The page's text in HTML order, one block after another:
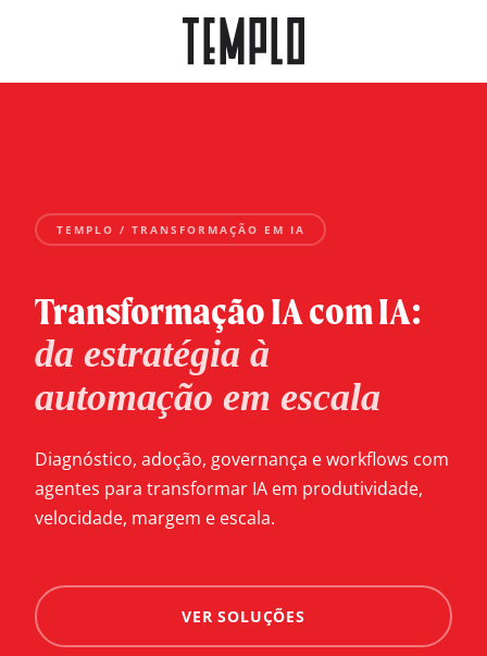
TEMPLO / TRANSFORMAÇÃO EM IA
Transformação IA com IA:
da estratégia à
automação em escala
Diagnóstico, adoção, governança e workflows com
agentes para transformar IA em produtividade,
velocidade, margem e escala.
VER SOLUÇÕES